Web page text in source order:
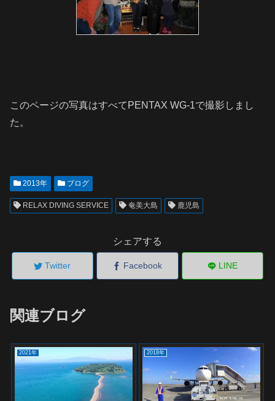
このページの写真はすべてPENTAX WG-1で撮影しまし
た。
2013年 ブログ
RELAX DIVING SERVICE 奄美大島 鹿児島
シェアする
Twitter Facebook LINE
関連ブログ
2021年 2018年